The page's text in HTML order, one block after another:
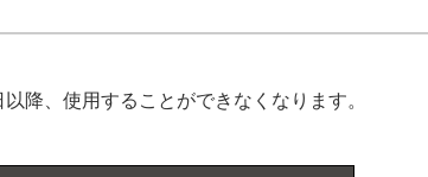
降、使用することができなくなります。